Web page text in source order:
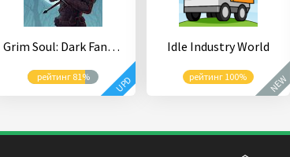
Grim Soul: Dark Fantasy Survival
рейтинг 81% UPD
Idle Industry World
рейтинг 100% NEW